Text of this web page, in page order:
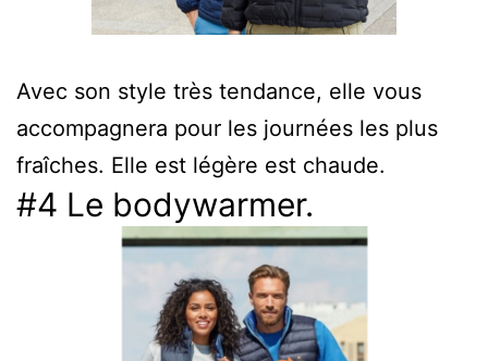
Avec son style très tendance, elle vous
accompagnera pour les journées les plus
fraîches. Elle est légère est chaude.
#4 Le bodywarmer.